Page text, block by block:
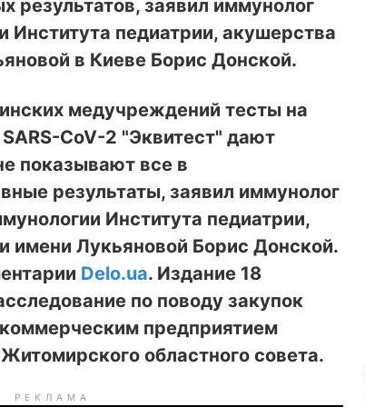
результатов, заявил иммунолог
Института педиатрии, акушерства
в Киеве Борис Донской.
медучреждений тесты на
CoV-2 "Эквитест" дают
показывают все в
результаты, заявил иммунолог
Института педиатрии,
имени Лукьяновой Борис Донской.
Delo.ua. Издание 18
по поводу закупок
предприятием
областного совета.
РЕКЛАМА